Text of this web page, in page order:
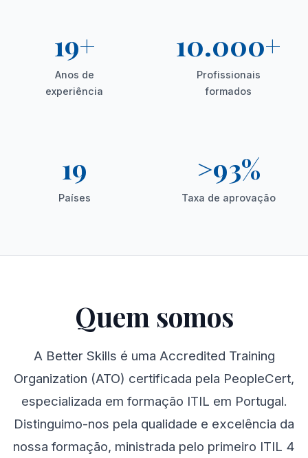
19+
Anos de
experiência
10.000+
Profissionais
formados
19
Países
>93%
Taxa de aprovação
Quem somos
A Better Skills é uma Accredited Training
Organization (ATO) certificada pela PeopleCert,
especializada em formação ITIL em Portugal.
Distinguimo-nos pela qualidade e excelência da
nossa formação, ministrada pelo primeiro ITIL 4